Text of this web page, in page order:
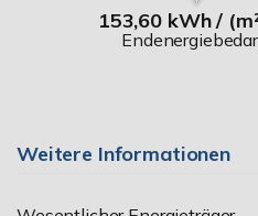
153,60 kWh /
Weitere Informationen